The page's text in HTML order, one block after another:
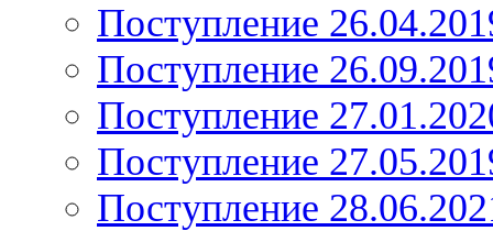
Поступление
Поступление
Поступление
Поступление
Поступление